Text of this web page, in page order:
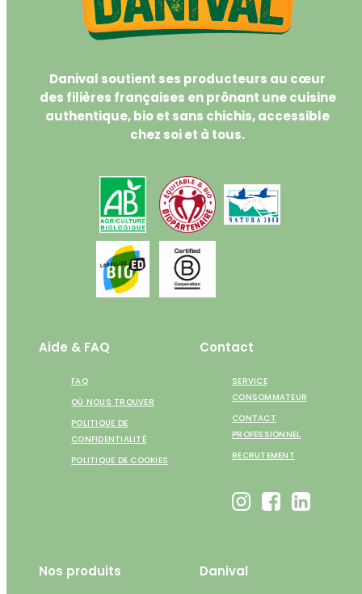
Danival soutient ses producteurs au cœur
des filières françaises en prônant une cuisine
authentique, bio et sans chichis, accessible
chez soi et à tous.
Nos produits Danival
Aide & FAQ
FAQ
OÙ NOUS TROUVER
POLITIQUE DE
CONFIDENTIALITÉ
POLITIQUE DE COOKIES
Contact
SERVICE
CONSOMMATEUR
CONTACT
PROFESSIONNEL
RECRUTEMENT